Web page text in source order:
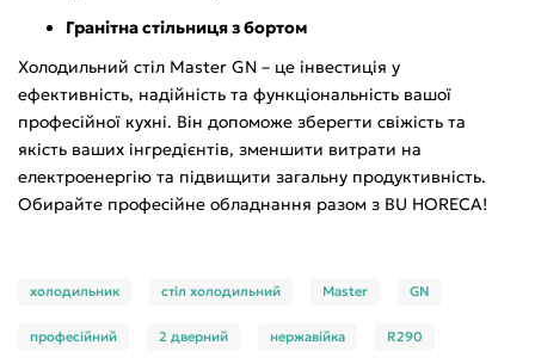
Гранітна стільниця з бортом
Холодильний стіл Master GN – це інвестиція у
ефективність, надійність та функціональність вашої
професійної кухні. Він допоможе зберегти свіжість та
якість ваших інгредієнтів, зменшити витрати на
електроенергію та підвищити загальну продуктивність.
Обирайте професійне обладнання разом з BU HORECA!
холодильник стіл холодильний Master GN
професійний 2 дверний нержавійка R290